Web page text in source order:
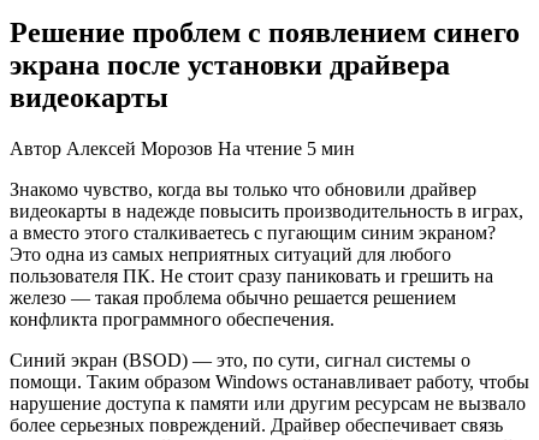
Решение проблем с появлением синего
экрана после установки драйвера
видеокарты
Автор Алексей Морозов На чтение 5 мин
Знaкомо чувство, когда вы только что обновили драйвер
видеокарты в надежде повысить производительность в играх,
а вместо этого сталкиваетесь с пугающим синим экраном?
Это одна из самых неприятных ситуаций для любого
пользователя ПК. Не стоит сразу паниковать и грешить на
железо — такая проблема обычно решается решением
конфликта программного обеспечения.
Синий экран (BSOD) — это, по сути, сигнал системы о
помощи. Таким образом Windows останавливает работу, чтобы
нарушение доступа к памяти или другим ресурсам не вызвало
более серьезных повреждений. Драйвер обеспечивает связь